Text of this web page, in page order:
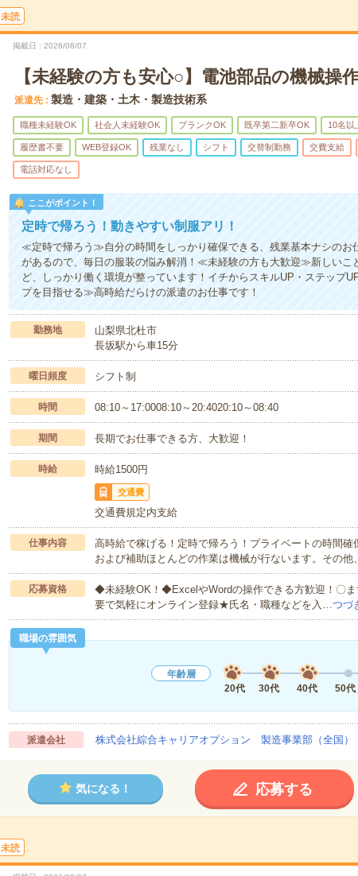
未読
掲載日 2026/08/07
【未経験の方も安心○】電池部品の機械操
派遣先 製造・建築・土木・製造技術系
職種未経験OK 社会人未経験OK ブランクOK 既卒第二新卒OK 10名以
履歴書不要 WEB登録OK 残業なし シフト 交替制勤務 交費支給
電話対応なし
ここがポイント！
定時で帰ろう！動きやすい制服アリ！
≪定時で帰ろう≫自分の時間をしっかり確保できる、残業基本ナシの
があるので、毎日の服装の悩み解消！≪未経験の方も大歓迎≫新しいこ
ど、しっかり働く環境が整っています！イチからスキルUP・ステップ
プを目指せる≫高時給だらけの派遣のお仕事です！
勤務地
山梨県北杜市
長坂駅から車15分
曜日頻度 シフト制
時間 08:10～17:0008:10～20:4020:10～08:40
期間 長期でお仕事できる方、大歓迎！
時給 時給1500円
交通費
交通費規定内支給
仕事内容
高時給で稼げる！定時で帰ろう！プライベートの時間
および補助ほとんどの作業は機械が行ないます。その
応募資格
◆未経験OK！◆ExcelやWordの操作できる方歓迎！〇
要で気軽にオンライン登録★氏名・職種などを入…つづ
職場の雰囲気
年齢層
20代
30代 40代 50代
派遣会社 株式会社綜合キャリアオプション 製造事業部（全国）
気になる！ 応募する
未読